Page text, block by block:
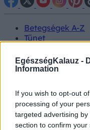
EgészségKalauz -
Information
If you wish to opt-out
processing of your
targeted advertising
section to confirm
Betegségek A-Z
Tünet
Kezelés
Életmódváltás
Hírek
Videók
Kisállatok